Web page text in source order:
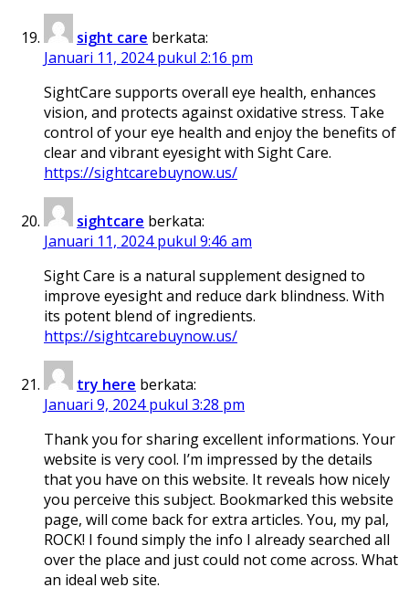
sight care berkata:
Januari 11, 2024 pukul 2:16 pm
SightCare supports overall eye health, enhances
vision, and protects against oxidative stress. Take
control of your eye health and enjoy the benefits of
clear and vibrant eyesight with Sight Care.
https://sightcarebuynow.us/
sightcare berkata:
Januari 11, 2024 pukul 9:46 am
Sight Care is a natural supplement designed to
improve eyesight and reduce dark blindness. With
its potent blend of ingredients.
https://sightcarebuynow.us/
try here berkata:
Januari 9, 2024 pukul 3:28 pm
Thank you for sharing excellent informations. Your
website is very cool. I’m impressed by the details
that you have on this website. It reveals how nicely
you perceive this subject. Bookmarked this website
page, will come back for extra articles. You, my pal,
ROCK! I found simply the info I already searched all
over the place and just could not come across. What
an ideal web site.